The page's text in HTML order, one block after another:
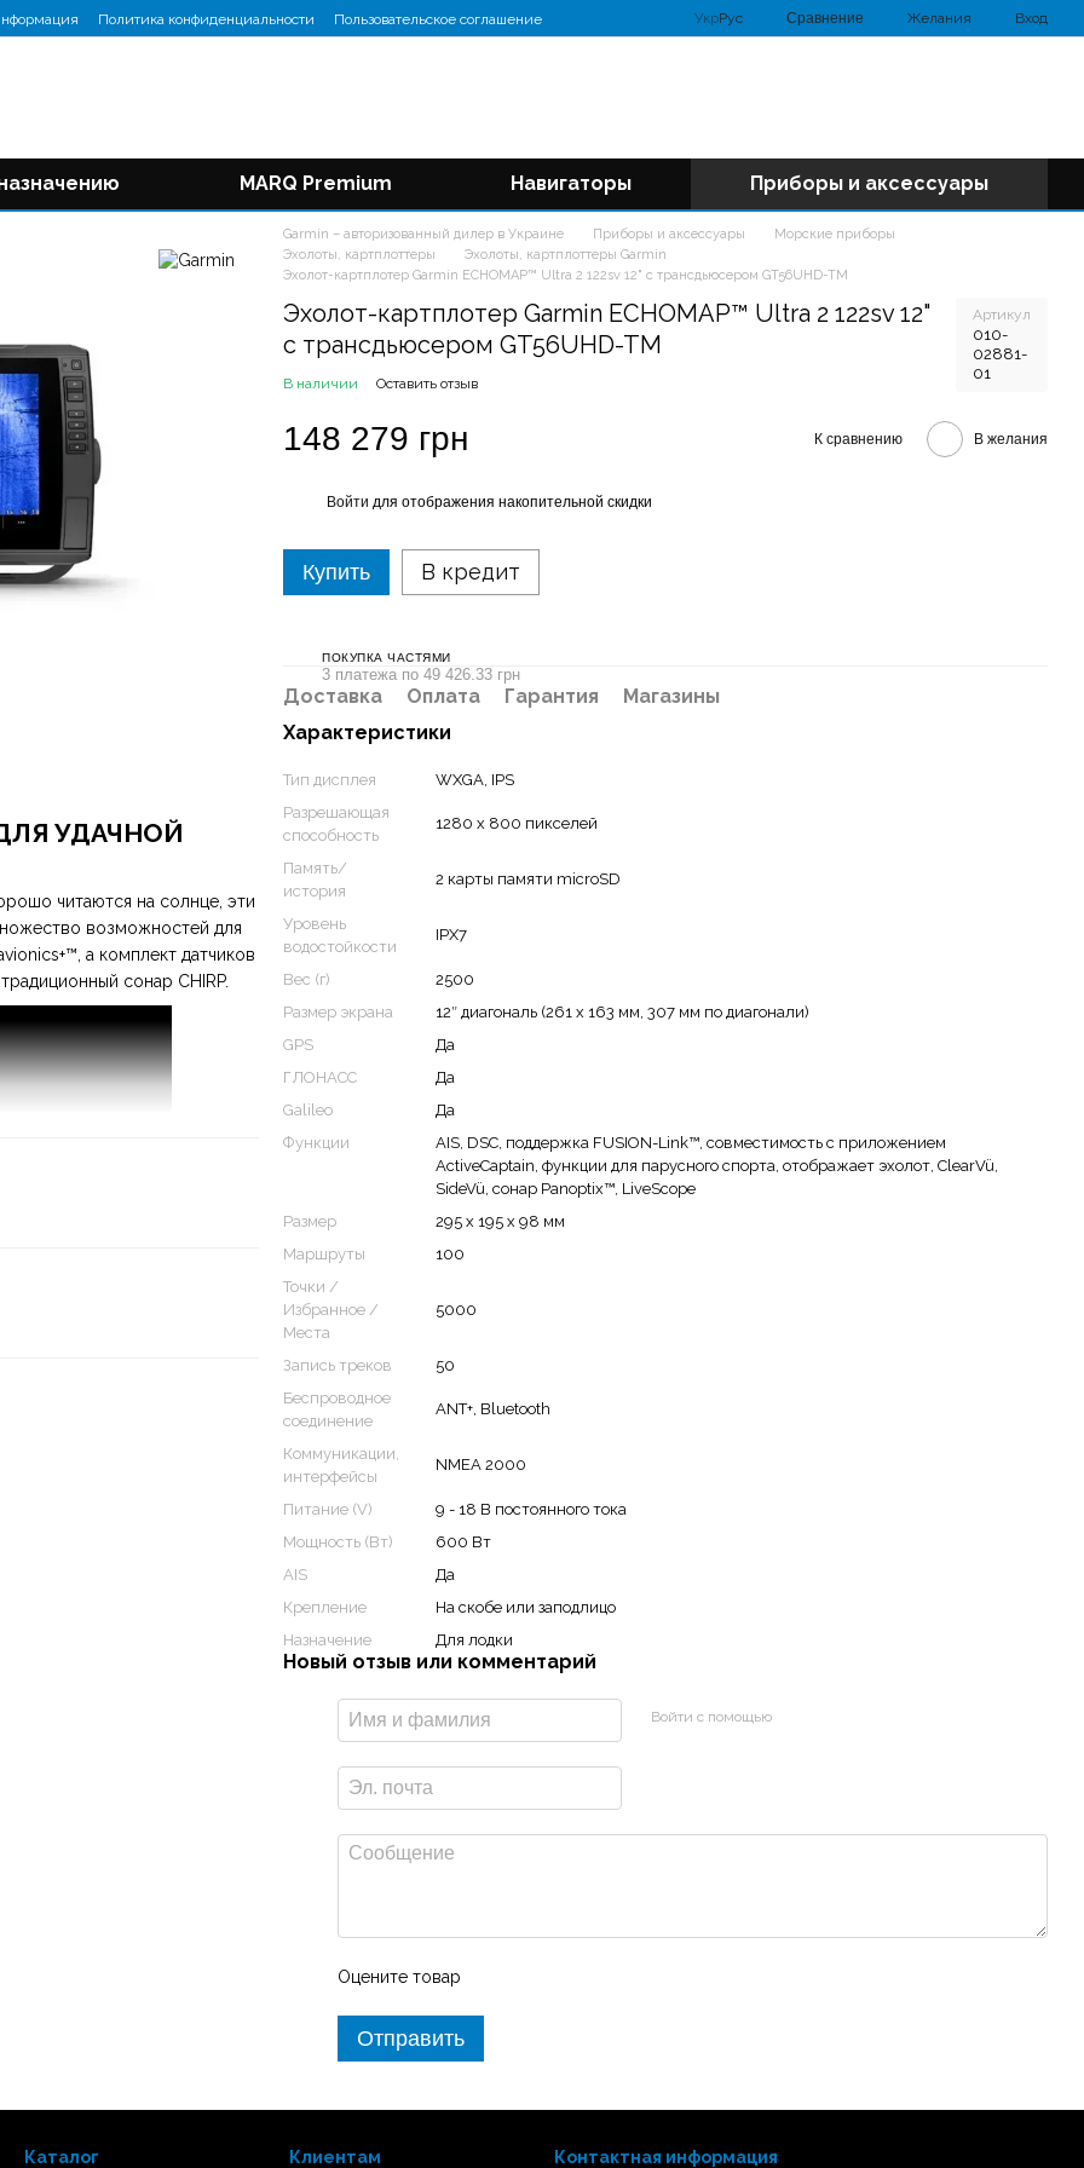
Политика конфиденциальности
Пользовательское соглашение
УкрРус Сравнение Желания Вход
MARQ Premium Навигаторы Приборы и аксессуары
УДАЧНОЙ
читаются на солнце, эти
возможностей для
а комплект датчиков
сонар CHIRP.
Garmin – авторизованный дилер в Украине Приборы и аксессуары
Морские приборы
Эхолоты, картплоттеры
Эхолоты, картплоттеры Garmin
Эхолот-картплотер Garmin ECHOMAP™ Ultra 2 122sv 12" с трансдьюсером GT56UHD-TM
Эхолот-картплотер Garmin ECHOMAP™ Ultra 2 122sv 12"
с трансдьюсером GT56UHD-TM
Артикул
010-
02881-
01
В наличии Оставить отзыв
148 279 грн К сравнению В желания
Войти для отображения накопительной скидки
Купить В кредит
ПОКУПКА ЧАСТЯМИ
3 платежа по 49 426.33 грн
Доставка Оплата Гарантия
Магазины
Характеристики
Тип дисплея
WXGA, IPS
Разрешающая
способность
1280 x 800 пикселей
Память/
история
2 карты памяти microSD
Уровень
водостойкости
IPX7
Вес (г)
2500
Размер экрана
12″ диагональ (261 x 163 мм, 307 мм по диагонали)
GPS
Да
ГЛОНАСС
Да
Galileo
Да
Функции
AIS, DSC, поддержка FUSION-Link™, совместимость с приложением
ActiveCaptain, функции для парусного спорта, отображает эхолот, ClearVü,
SideVü, сонар Panoptix™, LiveScope
Размер
295 x 195 x 98 мм
Маршруты
100
Точки /
Избранное /
Места
5000
Запись треков
50
Беспроводное
соединение
ANT+, Bluetooth
Коммуникации,
интерфейсы
NMEA 2000
Питание (V)
9 - 18 В постоянного тока
Мощность (Вт)
600 Вт
AIS
Да
Крепление
На скобе или заподлицо
Назначение
Для лодки
Новый отзыв или комментарий
Войти с помощью
Оцените товар
Отправить
Каталог Клиентам Контактная информация